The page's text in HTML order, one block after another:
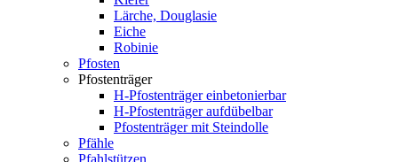
Lärche, Douglasie
Eiche
Robinie
Pfosten
Pfostenträger
H-Pfostenträger einbetonierbar
H-Pfostenträger aufdübelbar
Pfostenträger mit Steindolle
Pfähle
Pfahlstützen